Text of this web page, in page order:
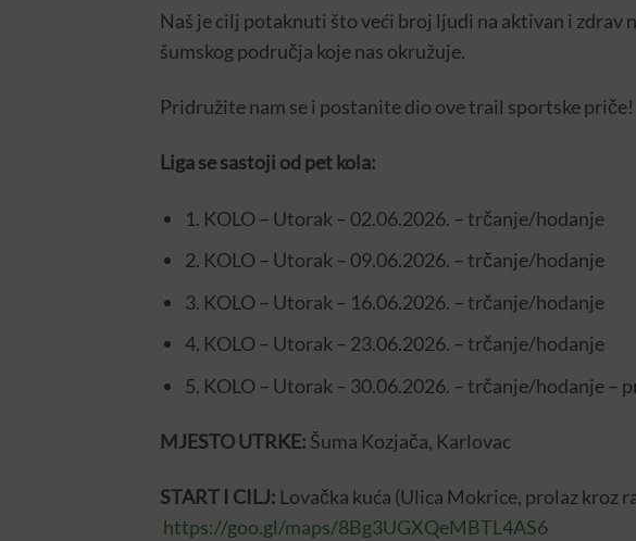
Naš je cilj potaknuti što veći broj ljudi na aktivan i
šumskog područja koje nas okružuje.
Pridružite nam se i postanite dio ove trail sportske priče!
Liga se sastoji od pet kola:
1. KOLO – Utorak – 02.06.2026. – trčanje/hodanje
2. KOLO – Utorak – 09.06.2026. – trčanje/hodanje
3. KOLO – Utorak – 16.06.2026. – trčanje/hodanje
4. KOLO – Utorak – 23.06.2026. – trčanje/hodanje
5. KOLO – Utorak – 30.06.2026. – trčanje/hodanje –
MJESTO UTRKE: Šuma Kozjača, Karlovac
START I CILJ: Lovačka kuća (Ulica Mokrice, prolaz kroz
https://goo.gl/maps/8Bg3UGXQeMBTL4AS6